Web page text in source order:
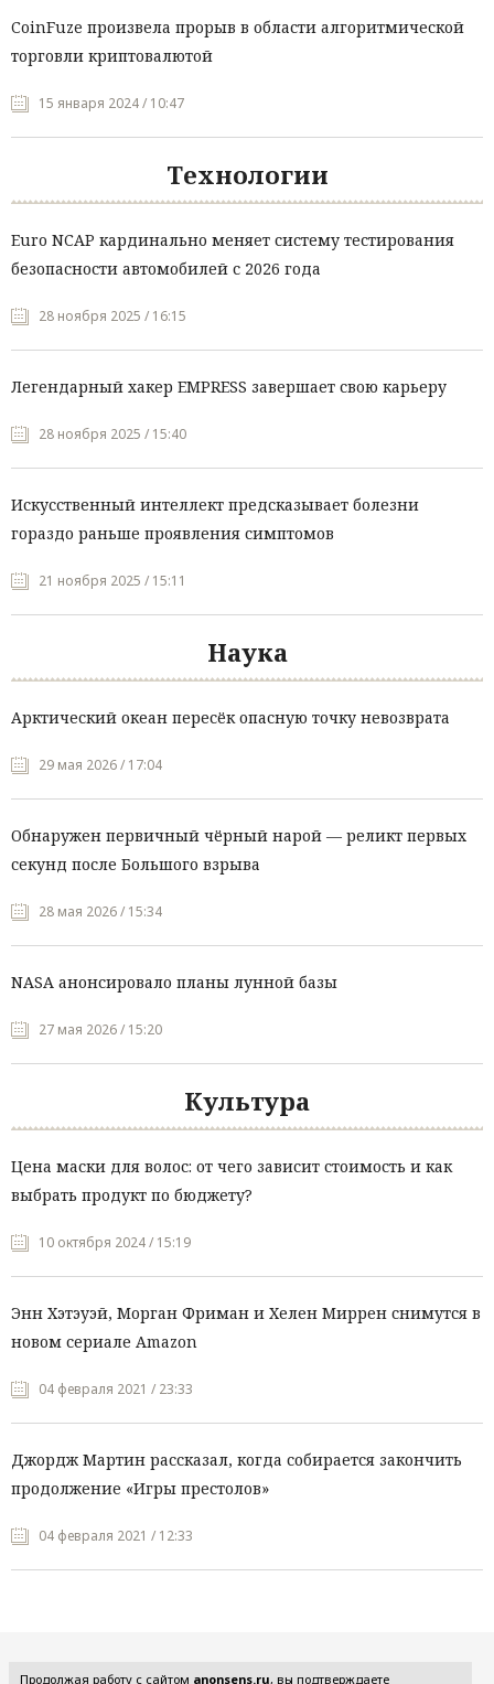
CoinFuze произвела прорыв в области алгоритмической
торговли криптовалютой
15 января 2024 / 10:47
Технологии
Euro NCAP кардинально меняет систему тестирования
безопасности автомобилей с 2026 года
28 ноября 2025 / 16:15
Легендарный хакер EMPRESS завершает свою карьеру
28 ноября 2025 / 15:40
Искусственный интеллект предсказывает болезни
гораздо раньше проявления симптомов
21 ноября 2025 / 15:11
Наука
Арктический океан пересёк опасную точку невозврата
29 мая 2026 / 17:04
Обнаружен первичный чёрный нарой — реликт первых
секунд после Большого взрыва
28 мая 2026 / 15:34
NASA анонсировало планы лунной базы
27 мая 2026 / 15:20
Культура
Цена маски для волос: от чего зависит стоимость и как
выбрать продукт по бюджету?
10 октября 2024 / 15:19
Энн Хэтэуэй, Морган Фриман и Хелен Миррен снимутся в
новом сериале Amazon
04 февраля 2021 / 23:33
Джордж Мартин рассказал, когда собирается закончить
продолжение «Игры престолов»
04 февраля 2021 / 12:33
Продолжая работу с сайтом anonsens.ru, вы подтверждаете